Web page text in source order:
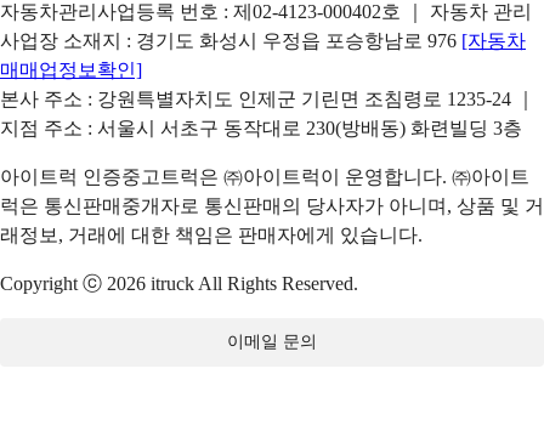
자동차관리사업등록 번호 : 제02-4123-000402호 ｜ 자동차 관리
사업장 소재지 : 경기도 화성시 우정읍 포승항남로 976 [자동차
매매업정보확인]
본사 주소 : 강원특별자치도 인제군 기린면 조침령로 1235-24 ｜
지점 주소 : 서울시 서초구 동작대로 230(방배동) 화련빌딩 3층
아이트럭 인증중고트럭은 ㈜아이트럭이 운영합니다. ㈜아이트
럭은 통신판매중개자로 통신판매의 당사자가 아니며, 상품 및 거
래정보, 거래에 대한 책임은 판매자에게 있습니다.
Copyright ⓒ 2026 itruck All Rights Reserved.
이메일 문의